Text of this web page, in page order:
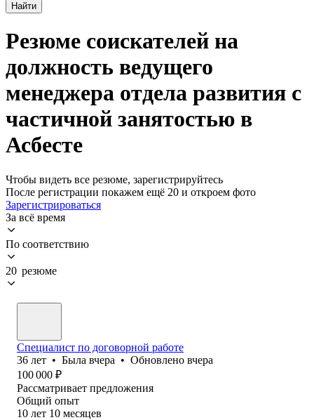
Найти
Резюме соискателей на
должность ведущего
менеджера отдела развития с
частичной занятостью в
Асбесте
Чтобы видеть все резюме, зарегистрируйтесь
После регистрации покажем ещё 20 и откроем фото
Зарегистрироваться
За всё время
По соответствию
20 резюме
Специалист по договорной работе
36 лет • Была вчера • Обновлено вчера
100 000 ₽
Рассматривает предложения
Общий опыт
10 лет 10 месяцев